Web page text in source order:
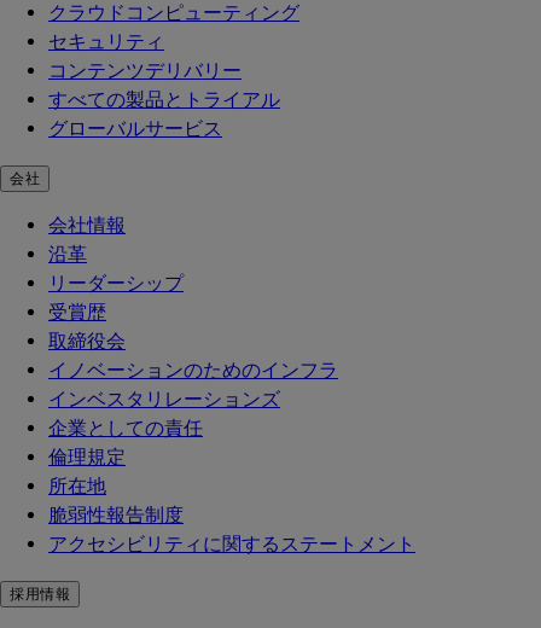
クラウドコンピューティング
セキュリティ
コンテンツデリバリー
すべての製品とトライアル
グローバルサービス
会社
会社情報
沿革
リーダーシップ
受賞歴
取締役会
イノベーションのためのインフラ
インベスタリレーションズ
企業としての責任
倫理規定
所在地
脆弱性報告制度
アクセシビリティに関するステートメント
採用情報